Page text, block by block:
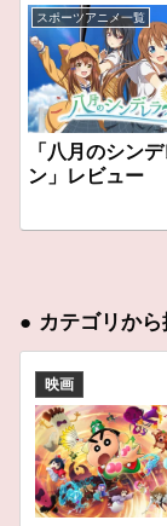
ニメコラム
スポーツアニメ一覧
「八月のシン
ン」レビュー
● カテゴリか
映画